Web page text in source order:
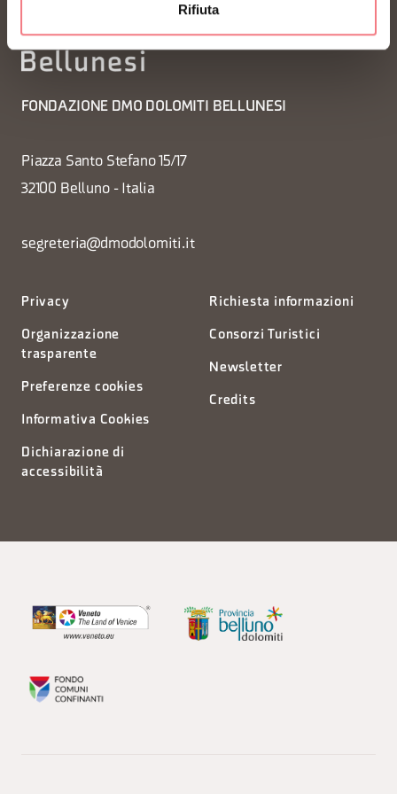
Rifiuta
FONDAZIONE DMO DOLOMITI BELLUNESI
Piazza Santo Stefano 15/17
32100 Belluno - Italia
segreteria@dmodolomiti.it
Privacy
Organizzazione
trasparente
Preferenze cookies
Informativa Cookies
Dichiarazione di
accessibilità
Richiesta informazioni
Consorzi Turistici
Newsletter
Credits